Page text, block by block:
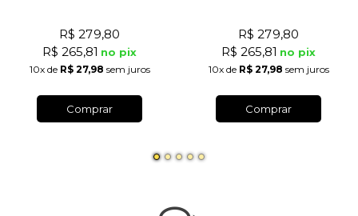
R$ 279,80
R$ 265,81 no pix
10xde R$ 27,98 sem juros
Comprar
R$ 279,80
R$ 265,81 no pix
10xde R$ 27,98 sem juros
Comprar